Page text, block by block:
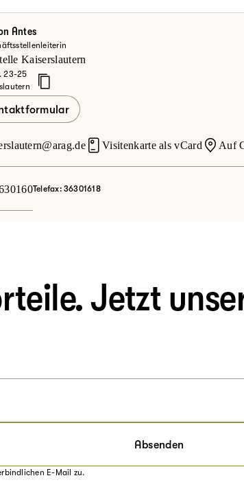
mehr erfahren
Antes
Kaiserslautern
23-25
Visitenkarte als vCard Auf
Telefax: 36301618
Jetzt
Absenden
E-Mail zu.